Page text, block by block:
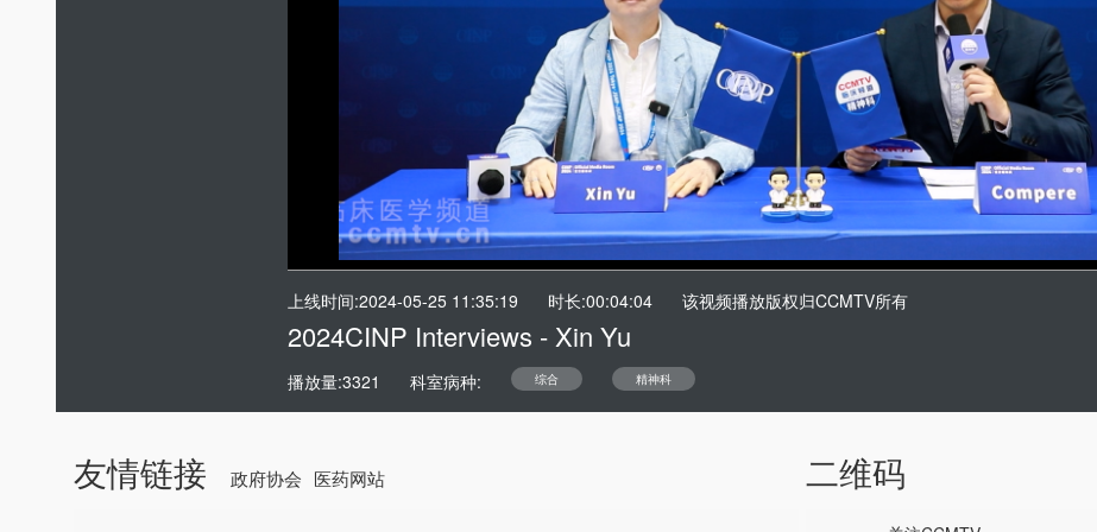
上线时间:2024-05-25 11:35:19 时长:00:04:04 该视频播放版权归CCMTV所有
2024CINP Interviews - Xin Yu
播放量:3321 科室病种: 综合 精神科
友情链接 政府协会 医药网站 二维码